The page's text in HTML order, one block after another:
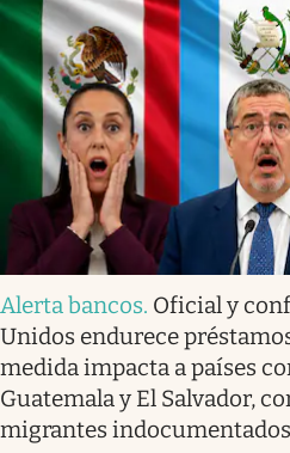
Alerta bancos. Oficial y
Unidos endurece
medida impacta a países
Guatemala y El Salvador,
migrantes indocumentados